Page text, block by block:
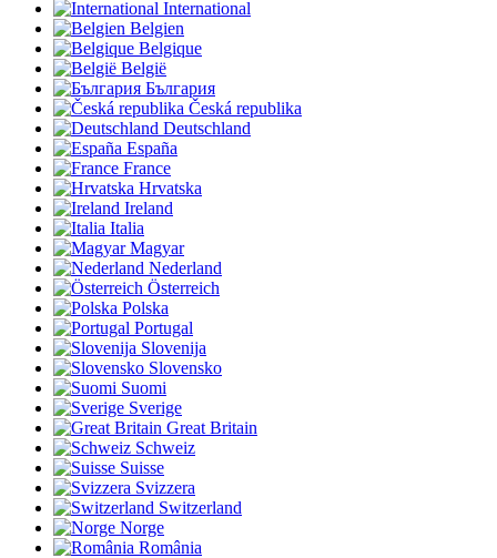
International
Belgien
Belgique
België
България
Česká republika
Deutschland
España
France
Hrvatska
Ireland
Italia
Magyar
Nederland
Österreich
Polska
Portugal
Slovenija
Slovensko
Suomi
Sverige
Great Britain
Schweiz
Suisse
Svizzera
Switzerland
Norge
România